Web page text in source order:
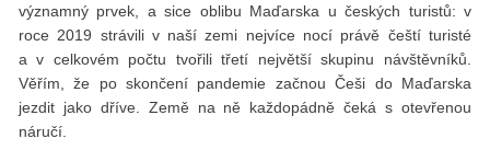
významný prvek, a sice oblibu Maďarska u českých turistů: v
roce 2019 strávili v naší zemi nejvíce nocí právě čeští turisté
a v celkovém počtu tvořili třetí největší skupinu návštěvníků.
Věřím, že po skončení pandemie začnou Češi do Maďarska
jezdit jako dříve. Země na ně každopádně čeká s otevřenou
náručí.